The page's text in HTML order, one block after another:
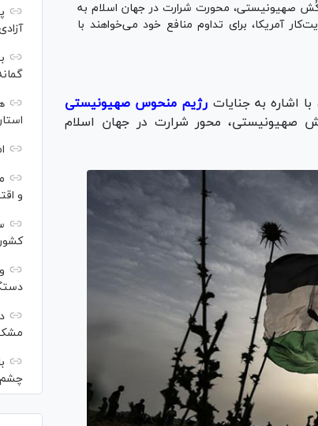
صهیونیستی، محورت شرارت در جهان اسلام به
آمریکا، برای تداوم منافع خود می‌خواهند با
اشاره به جنایات رژیم منحوس صهیونیستی
صهیونیستی، محور شرارت در جهان اسلام
و